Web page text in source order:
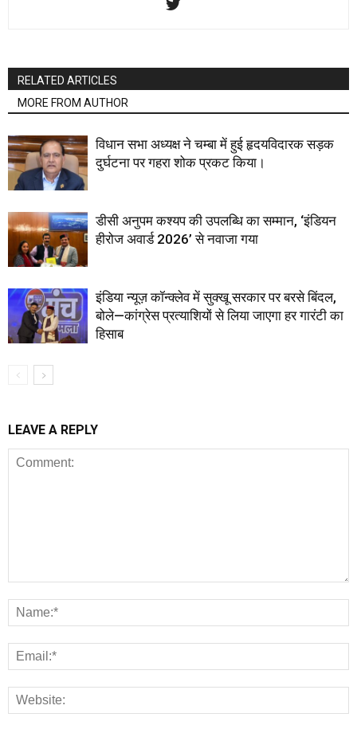
RELATED ARTICLES
MORE FROM AUTHOR
विधान सभा अध्यक्ष ने चम्बा में हुई हृदयविदारक सड़क
दुर्घटना पर गहरा शोक प्रकट किया।
डीसी अनुपम कश्यप की उपलब्धि का सम्मान, ‘इंडियन
हीरोज अवार्ड 2026’ से नवाजा गया
इंडिया न्यूज़ कॉन्क्लेव में सुक्खू सरकार पर बरसे बिंदल,
बोले—कांग्रेस प्रत्याशियों से लिया जाएगा हर गारंटी का
हिसाब
LEAVE A REPLY